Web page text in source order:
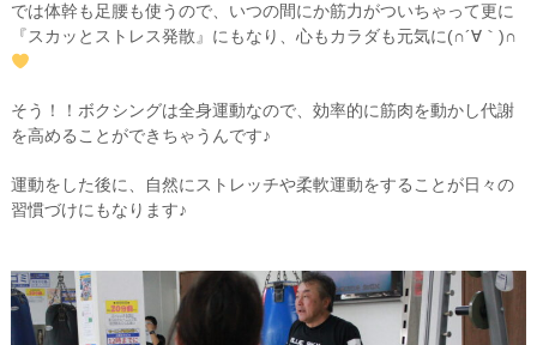
では体幹も足腰も使うので、いつの間にか筋力がついちゃって更に
『スカッとストレス発散』にもなり、心もカラダも元気に(∩´∀｀)∩
そう！！ボクシングは全身運動なので、効率的に筋肉を動かし代謝
を高めることができちゃうんです♪
運動をした後に、自然にストレッチや柔軟運動をすることが日々の
習慣づけにもなります♪